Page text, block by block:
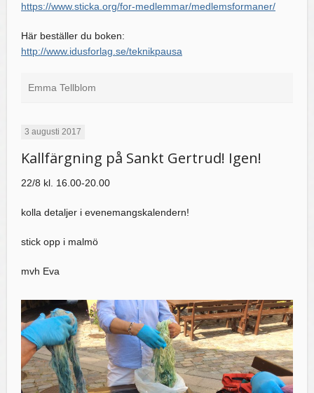
https://www.sticka.org/for-medlemmar/medlemsformaner/
Här beställer du boken:
http://www.idusforlag.se/teknikpausa
Emma Tellblom
3 augusti 2017
Kallfärgning på Sankt Gertrud! Igen!
22/8 kl. 16.00-20.00
kolla detaljer i evenemangskalendern!
stick opp i malmö
mvh Eva